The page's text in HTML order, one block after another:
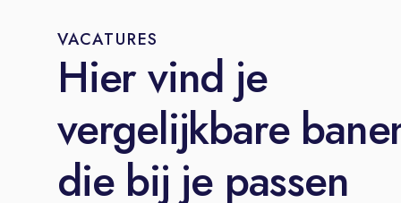
VACATURES
Hier vind je
vergelijkbare
die bij je passen